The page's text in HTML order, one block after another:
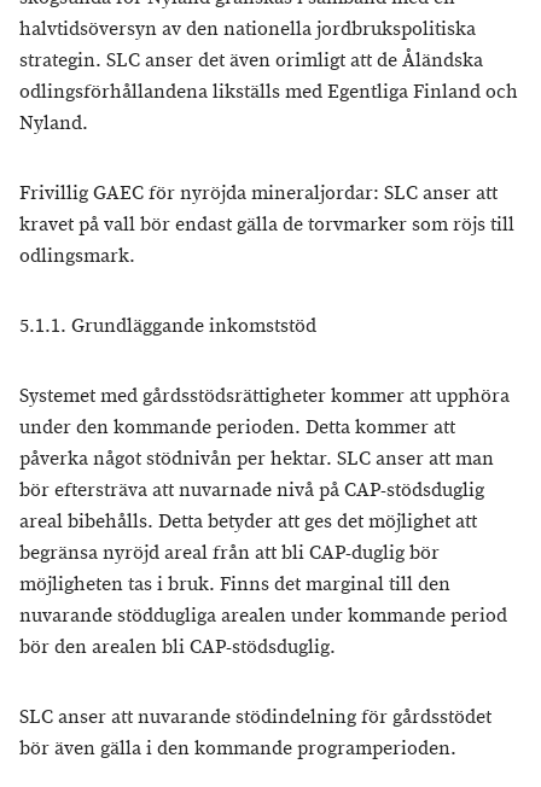
halvtidsöversyn av den nationella jordbrukspolitiska
strategin. SLC anser det även orimligt att de Åländska
odlingsförhållandena likställs med Egentliga Finland och
Nyland.
Frivillig GAEC för nyröjda mineraljordar: SLC anser att
kravet på vall bör endast gälla de torvmarker som röjs till
odlingsmark.
5.1.1. Grundläggande inkomststöd
Systemet med gårdsstödsrättigheter kommer att upphöra
under den kommande perioden. Detta kommer att
påverka något stödnivån per hektar. SLC anser att man
bör eftersträva att nuvarnade nivå på CAP-stödsduglig
areal bibehålls. Detta betyder att ges det möjlighet att
begränsa nyröjd areal från att bli CAP-duglig bör
möjligheten tas i bruk. Finns det marginal till den
nuvarande stöddugliga arealen under kommande period
bör den arealen bli CAP-stödsduglig.
SLC anser att nuvarande stödindelning för gårdsstödet
bör även gälla i den kommande programperioden.